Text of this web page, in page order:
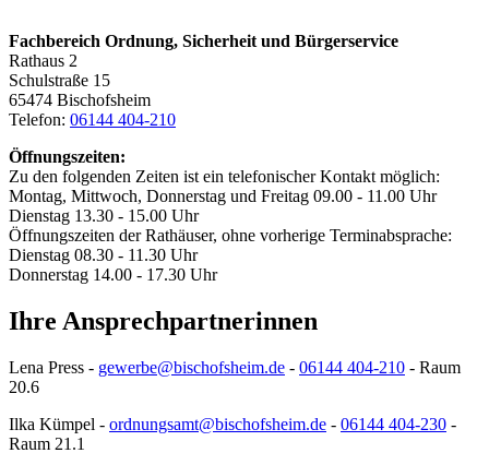
Fachbereich Ordnung, Sicherheit und Bürgerservice
Rathaus 2
Schulstraße 15
65474 Bischofsheim
Telefon: 06144 404-210
Öffnungszeiten:
Zu den folgenden Zeiten ist ein telefonischer Kontakt möglich:
Montag, Mittwoch, Donnerstag und Freitag 09.00 - 11.00 Uhr
Dienstag 13.30 - 15.00 Uhr
Öffnungszeiten der Rathäuser, ohne vorherige Terminabsprache:
Dienstag 08.30 - 11.30 Uhr
Donnerstag 14.00 - 17.30 Uhr
Ihre Ansprechpartnerinnen
Lena Press - gewerbe@bischofsheim.de - 06144 404-210 - Raum
20.6
Ilka Kümpel - ordnungsamt@bischofsheim.de - 06144 404-230 -
Raum 21.1